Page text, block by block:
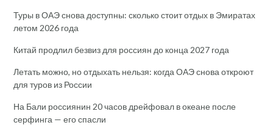
Туры в ОАЭ снова доступны: сколько стоит отдых в Эмиратах
летом 2026 года
Китай продлил безвиз для россиян до конца 2027 года
Летать можно, но отдыхать нельзя: когда ОАЭ снова откроют
для туров из России
На Бали россиянин 20 часов дрейфовал в океане после
серфинга — его спасли